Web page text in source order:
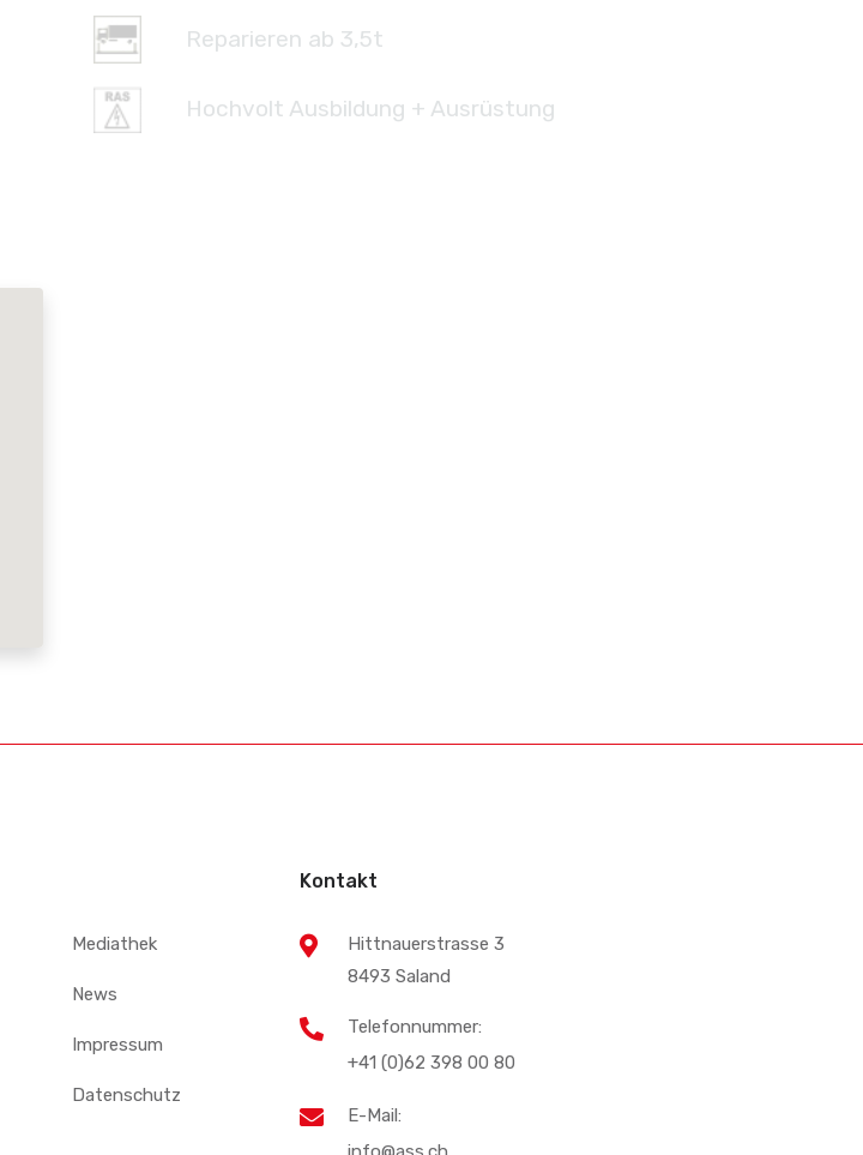
Reparieren ab 3,5t
Hochvolt Ausbildung + Ausrüstung
Mediathek
News
Impressum
Datenschutz
Kontakt
Hittnauerstrasse 3
8493 Saland
Telefonnummer:
+41 (0)62 398 00 80
E-Mail: